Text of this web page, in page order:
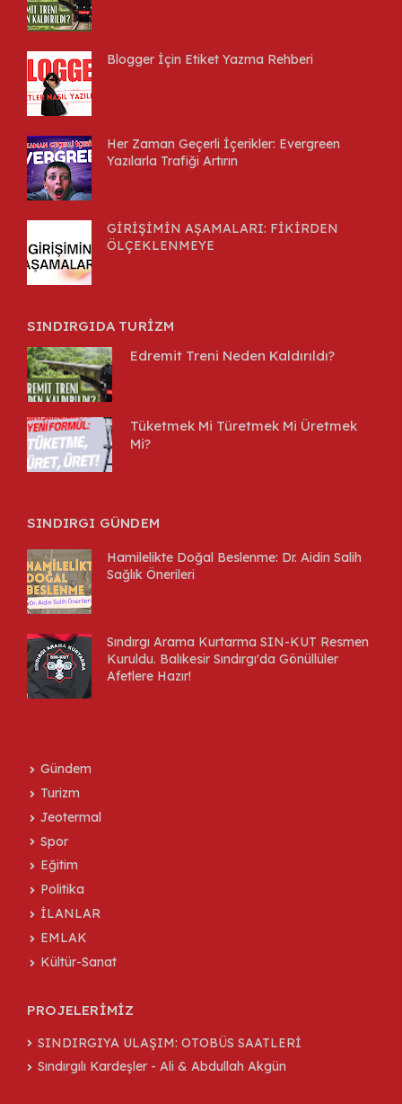
Blogger İçin Etiket Yazma Rehberi
Her Zaman Geçerli İçerikler: Evergreen
Yazılarla Trafiği Artırın
GİRİŞİMİN AŞAMALARI: FİKİRDEN
ÖLÇEKLENMEYE
SINDIRGIDA TURİZM
Edremit Treni Neden Kaldırıldı?
Tüketmek Mi Türetmek Mi Üretmek
Mi?
SINDIRGI GÜNDEM
Hamilelikte Doğal Beslenme: Dr. Aidin Salih
Sağlık Önerileri
Sındırgı Arama Kurtarma SIN-KUT Resmen
Kuruldu. Balıkesir Sındırgı'da Gönüllüler
Afetlere Hazır!
Gündem
Turizm
Jeotermal
Spor
Eğitim
Politika
İLANLAR
EMLAK
Kültür-Sanat
PROJELERİMİZ
SINDIRGIYA ULAŞIM: OTOBÜS SAATLERİ
Sındırgılı Kardeşler - Ali & Abdullah Akgün